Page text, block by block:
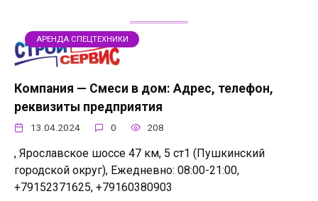
АРЕНДА СПЕЦТЕХНИКИ
Компания — Смеси в дом: Адрес, телефон,
реквизиты предприятия
13.04.2024 0 208
, Ярославское шоссе 47 км, 5 ст1 (Пушкинский
городской округ), Ежедневно: 08:00-21:00,
+79152371625, +79160380903